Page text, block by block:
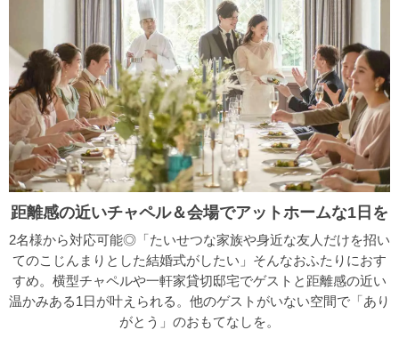
距離感の近いチャペル＆会場でアットホームな1日を
2名様から対応可能◎「たいせつな家族や身近な友人だけを招い
てのこじんまりとした結婚式がしたい」そんなおふたりにおす
すめ。横型チャペルや一軒家貸切邸宅でゲストと距離感の近い
温かみある1日が叶えられる。他のゲストがいない空間で「あり
がとう」のおもてなしを。